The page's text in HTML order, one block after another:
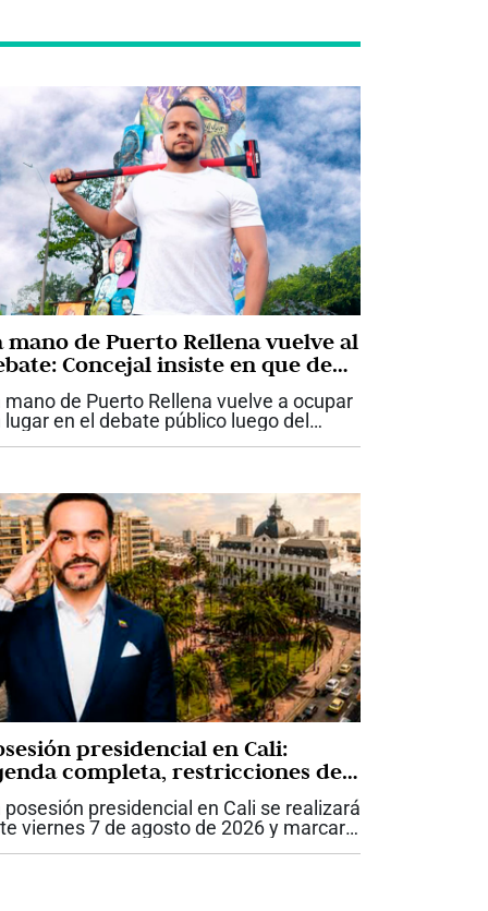
mano de Puerto Rellena vuelve al
Concejal insiste en que debe
mano de Puerto Rellena vuelve a ocupar
lugar en el debate público luego del
presidencial en Cali:
completa, restricciones de
y delegaciones
para el 7 de agosto
posesión presidencial en Cali se realizará
viernes 7 de agosto de 2026 y marcará